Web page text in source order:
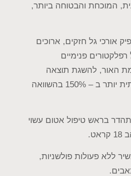
המוכחת והבטוחה ביותר,
אורכי גל חזקים, ארוכים
רפלקטורים פנימיים
האור, להשגת תוצאה
מהירה, חזקה ואיכותית יותר ב – 150% בהשוואה
בראש טיפול אטום עשוי
ללא פעולות פולשניות,